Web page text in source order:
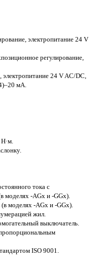
электропитание 24 V
регулирование,
24 V AC/DC,
мА.
тока с
моделях -AGx и -GGx).
моделях -AGx и -GGx).
жил.
выключатель.
ISO 9001.